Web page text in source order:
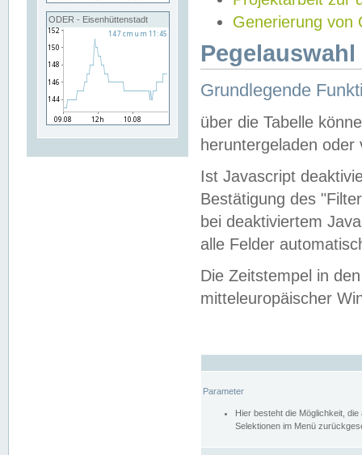
ODER - Eisenhüttenstadt
Generierung von
Grundlegende
über die Tabelle
heruntergeladen oder
Ist Javascript
Bestätigung des
bei deaktiviertem
alle Felder
Die Zeitstempel in
mitteleuropäischer
Parameter
Hier besteht die Möglichkeit,
Selektionen im Menü